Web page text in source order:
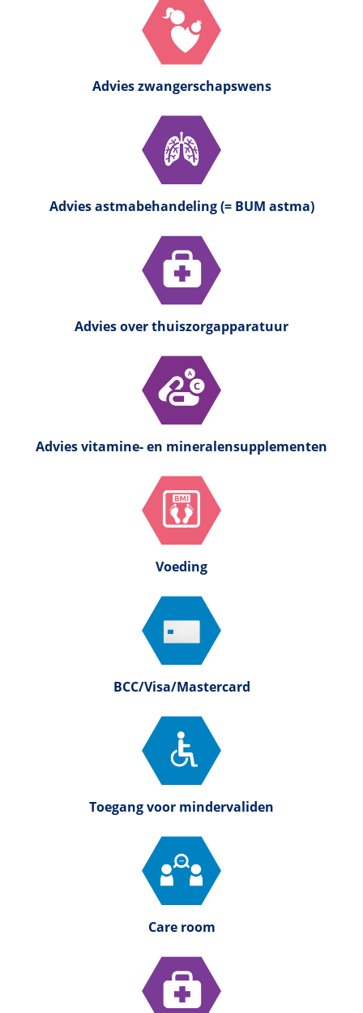
Advies zwangerschapswens
Advies astmabehandeling (= BUM astma)
Advies over thuiszorgapparatuur
Advies vitamine- en mineralensupplementen
Voeding
BCC/Visa/Mastercard
Toegang voor mindervaliden
Care room